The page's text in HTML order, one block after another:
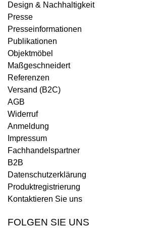
Design & Nachhaltigkeit
Presse
Presseinformationen
Publikationen
Objektmöbel
Maßgeschneidert
Referenzen
Versand (B2C)
AGB
Widerruf
Anmeldung
Impressum
Fachhandelspartner
B2B
Datenschutzerklärung
Produktregistrierung
Kontaktieren Sie uns
FOLGEN SIE UNS